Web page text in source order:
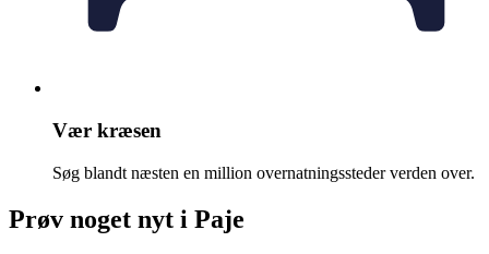
Vær kræsen
Søg blandt næsten en million overnatningssteder verden over.
Prøv noget nyt i Paje